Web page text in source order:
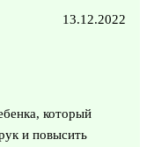
13.12.2022
который
и повысить